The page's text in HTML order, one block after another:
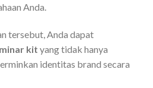
Anda.
tersebut, Anda dapat
kit yang tidak hanya
identitas brand secara